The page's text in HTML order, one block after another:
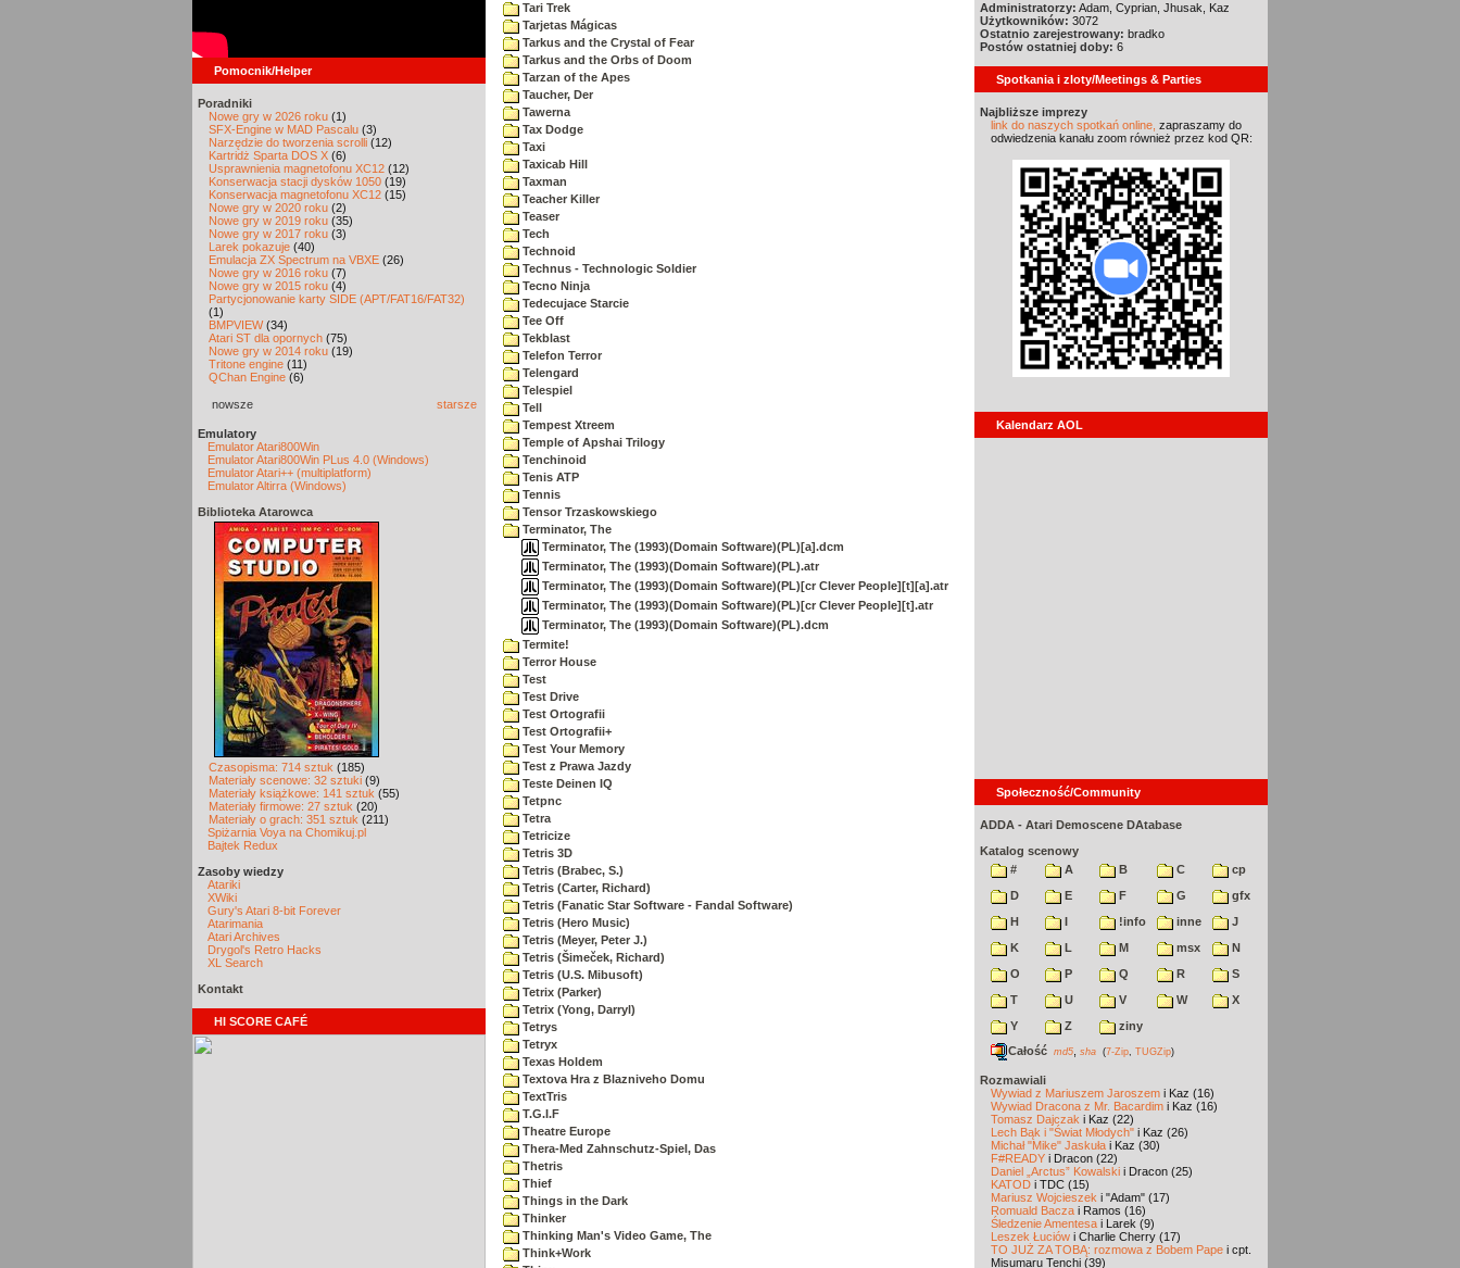
Pomocnik/Helper
Poradniki
Nowe gry w 2026 roku (1)
SFX-Engine w MAD Pascalu (3)
Narzędzie do tworzenia scrolli (12)
Kartridż Sparta DOS X (6)
Usprawnienia magnetofonu XC12 (12)
Konserwacja stacji dysków 1050 (19)
Konserwacja magnetofonu XC12 (15)
Nowe gry w 2020 roku (2)
Nowe gry w 2019 roku (35)
Nowe gry w 2017 roku (3)
Larek pokazuje (40)
Emulacja ZX Spectrum na VBXE (26)
Nowe gry w 2016 roku (7)
Nowe gry w 2015 roku (4)
Partycjonowanie karty SIDE (APT/FAT16/FAT32)
(1)
BMPVIEW(34)
Atari ST dla opornych (75)
Nowe gry w 2014 roku (19)
Tritone engine (11)
QChan Engine (6)
nowsze starsze
Emulatory
Emulator Atari800Win
Emulator Atari800Win PLus 4.0 (Windows)
Emulator Atari++ (multiplatform)
Emulator Altirra (Windows)
Biblioteka Atarowca
Czasopisma: 714 sztuk (185)
Materiały scenowe: 32 sztuki (9)
Materiały książkowe: 141 sztuk (55)
Materiały firmowe: 27 sztuk (20)
Materiały o grach: 351 sztuk (211)
Spiżarnia Voya na Chomikuj.pl
Bajtek Redux
Zasoby wiedzy
Atariki
XWiki
Gury's Atari 8-bit Forever
Atarimania
Atari Archives
Drygol's Retro Hacks
XL Search
Kontakt
HI SCORE CAFÉ
Tari Trek
Tarjetas Mágicas
Tarkus and the Crystal of Fear
Tarkus and the Orbs of Doom
Tarzan of the Apes
Taucher, Der
Tawerna
Tax Dodge
Taxi
Taxicab Hill
Taxman
Teacher Killer
Teaser
Tech
Technoid
Technus - Technologic Soldier
Tecno Ninja
Tedecujace Starcie
Tee Off
Tekblast
Telefon Terror
Telengard
Telespiel
Tell
Tempest Xtreem
Temple of Apshai Trilogy
Tenchinoid
Tenis ATP
Tennis
Tensor Trzaskowskiego
Terminator, The
Terminator, The (1993)(Domain Software)(PL)[a].dcm
Terminator, The (1993)(Domain Software)(PL).atr
Terminator, The (1993)(Domain Software)(PL)[cr Clever People][t][a].atr
Terminator, The (1993)(Domain Software)(PL)[cr Clever People][t].atr
Terminator, The (1993)(Domain Software)(PL).dcm
Termite!
Terror House
Test
Test Drive
Test Ortografii
Test Ortografii+
Test Your Memory
Test z Prawa Jazdy
Teste Deinen IQ
Tetpnc
Tetra
Tetricize
Tetris 3D
Tetris (Brabec, S.)
Tetris (Carter, Richard)
Tetris (Fanatic Star Software - Fandal Software)
Tetris (Hero Music)
Tetris (Meyer, Peter J.)
Tetris (Šimeček, Richard)
Tetris (U.S. Mibusoft)
Tetrix (Parker)
Tetrix (Yong, Darryl)
Tetrys
Tetryx
Texas Holdem
Textova Hra z Blazniveho Domu
TextTris
T.G.I.F
Theatre Europe
Thera-Med Zahnschutz-Spiel, Das
Thetris
Thief
Things in the Dark
Thinker
Thinking Man's Video Game, The
Think+Work
Administratorzy: Adam, Cyprian, Jhusak, Kaz
Użytkowników: 3072
Ostatnio zarejestrowany: bradko
Postów ostatniej doby: 6
Spotkania i zloty/Meetings & Parties
Najbliższe imprezy
link do naszych spotkań online, zapraszamy do
odwiedzenia kanału zoom również przez kod QR:
Kalendarz AOL
Społeczność/Community
ADDA - Atari Demoscene DAtabase
Katalog scenowy
#
A B C
cp
D
E F G
gfx
H
I !info inne
J
K
L M msx
N
O
P Q R
S
T
U V W
X
Y
Z
ziny
Całość md5 sha (7-Zip TUGZip)
Rozmawiali
Wywiad z Mariuszem Jaroszem i Kaz (16)
Wywiad Dracona z Mr. Bacardim i Kaz (16)
Tomasz Dajczak i Kaz (22)
Lech Bąk i "Świat Młodych" i Kaz (26)
Michał "Mike" Jaskuła i Kaz (30)
F#READY i Dracon (22)
Daniel „Arctus” Kowalski i Dracon (25)
KATOD i TDC (15)
Mariusz Wojcieszek i "Adam" (17)
Romuald Bacza i Ramos (16)
Śledzenie Amentesa i Larek (9)
Leszek Łuciów i Charlie Cherry (17)
TO JUŻ ZA TOBĄ: rozmowa z Bobem Pape i cpt.
Misumaru Tenchi (39)